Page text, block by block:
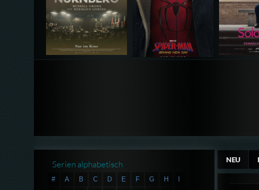
NEU
Serien alphabetisch
# A B C D E F G H